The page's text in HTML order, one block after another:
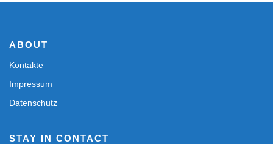
ABOUT
Kontakte
Impressum
Datenschutz
STAY IN CONTACT